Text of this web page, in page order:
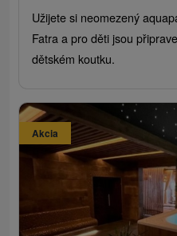
Užijete si neomezený
Fatra a pro děti jsou
dětském koutku.
Akcia